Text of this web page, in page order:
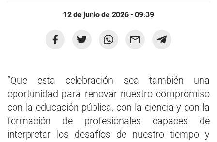
12 de junio de 2026 - 09:39
“Que esta celebración sea también una
oportunidad para renovar nuestro compromiso
con la educación pública, con la ciencia y con la
formación de profesionales capaces de
interpretar los desafíos de nuestro tiempo y